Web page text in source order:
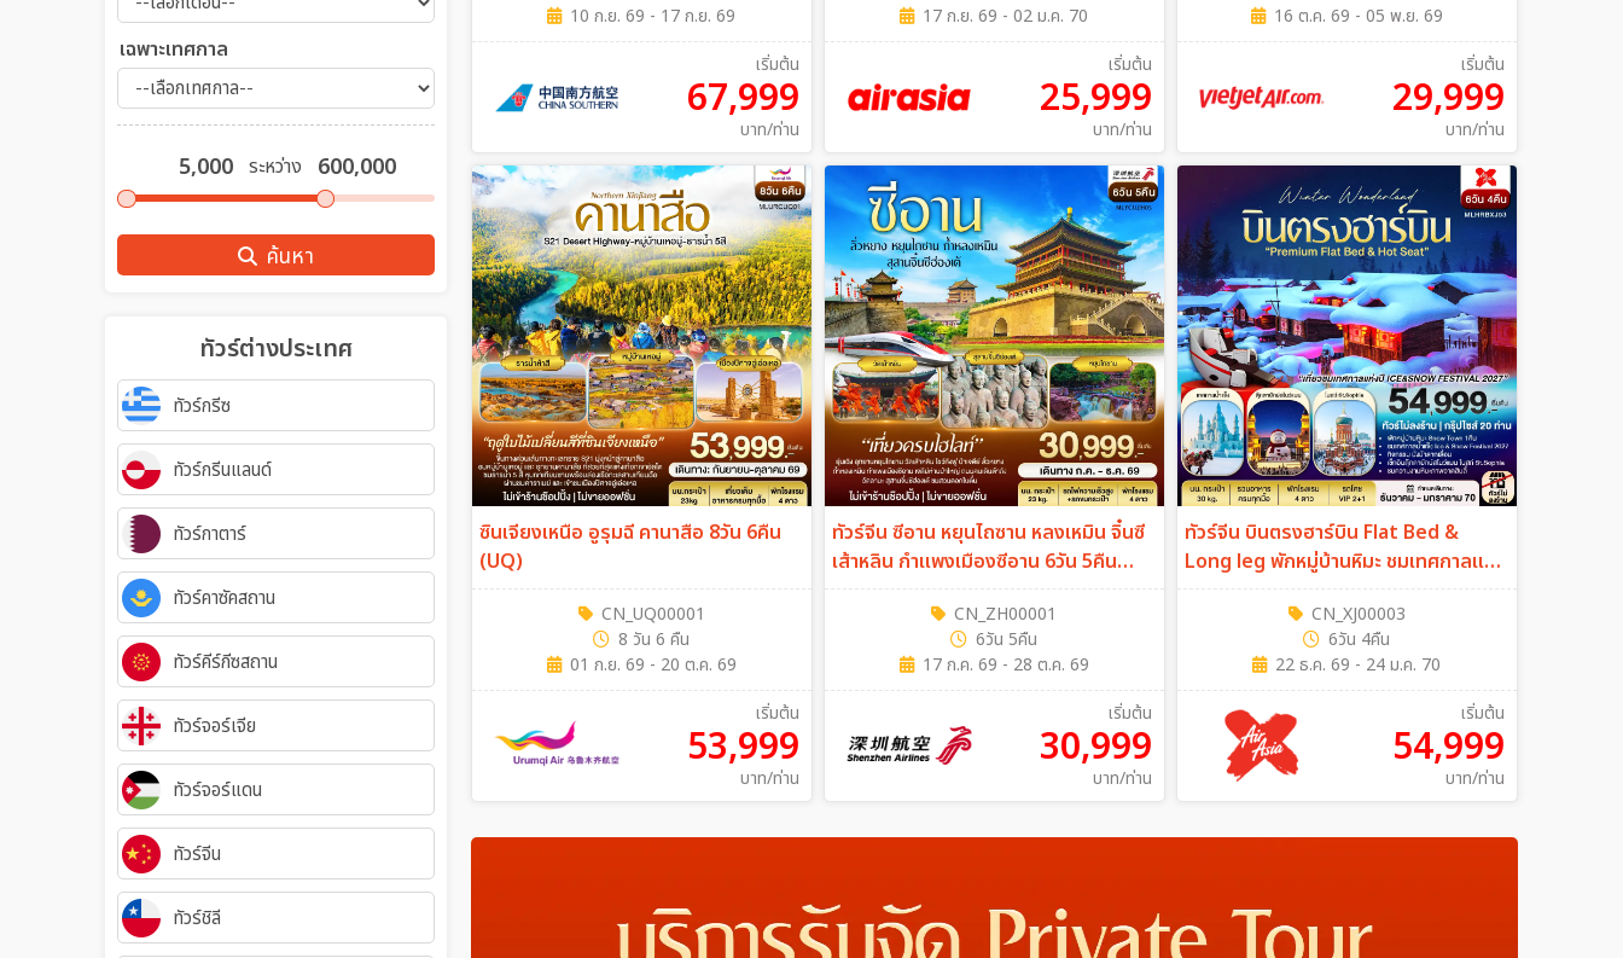
เฉพาะเทศกาล
ระหว่าง
ค้นหา
ทัวร์ต่างประเทศ
ทัวร์กรีซ
ทัวร์กรีนแลนด์
ทัวร์กาตาร์
ทัวร์คาซัคสถาน
ทัวร์คีร์กีซสถาน
ทัวร์จอร์เจีย
ทัวร์จอร์แดน
ทัวร์จีน
ทัวร์ชิลี
10 ก.ย. 69 - 17 ก.ย. 69
เริ่มต้น
67,999
บาท/ท่าน
17 ก.ย. 69 - 02 ม.ค. 70
เริ่มต้น
25,999
บาท/ท่าน
16 ต.ค. 69 - 05 พ.ย. 69
เริ่มต้น
29,999
บาท/ท่าน
ซินเจียงเหนือ อูรุมฉี คานาสือ 8วัน 6คืน
(UQ)
CN_UQ00001
8 วัน 6 คืน
01 ก.ย. 69 - 20 ต.ค. 69
เริ่มต้น
53,999
บาท/ท่าน
ทัวร์จีน ซีอาน หยุนไถซาน หลงเหมิน จิ๋นซี
เส้าหลิน กำแพงเมืองซีอาน 6วัน 5คืน
(ZH)
CN_ZH00001
6วัน 5คืน
17 ก.ค. 69 - 28 ต.ค. 69
เริ่มต้น
30,999
บาท/ท่าน
ทัวร์จีน บินตรงฮาร์บิน Flat Bed &
Long leg พักหมู่บ้านหิมะ ชมเทศกาลแกะ
สลักหิมะ 6วัน 4คืน (XJ)
CN_XJ00003
6วัน 4คืน
22 ธ.ค. 69 - 24 ม.ค. 70
เริ่มต้น
54,999
บาท/ท่าน